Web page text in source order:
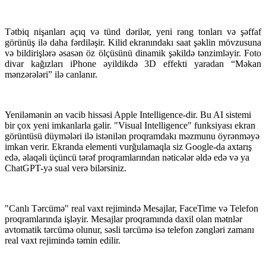
Tətbiq nişanları açıq və tünd dərilər, yeni rəng tonları və şəffaf
görünüş ilə daha fərdiləşir. Kilid ekranındakı saat şəklin mövzusuna
və bildirişlərə əsasən öz ölçüsünü dinamik şəkildə tənzimləyir. Foto
divar kağızları iPhone əyildikdə 3D effekti yaradan “Məkan
mənzərələri” ilə canlanır.
Yeniləmənin ən vacib hissəsi Apple Intelligence-dir. Bu AI sistemi
bir çox yeni imkanlarla gəlir. "Visual Intelligence" funksiyası ekran
görüntüsü düymələri ilə istənilən proqramdakı məzmunu öyrənməyə
imkan verir. Ekranda elementi vurğulamaqla siz Google-da axtarış
edə, əlaqəli üçüncü tərəf proqramlarından nəticələr əldə edə və ya
ChatGPT-yə sual verə bilərsiniz.
"Canlı Tərcümə" real vaxt rejimində Mesajlar, FaceTime və Telefon
proqramlarında işləyir. Mesajlar proqramında daxil olan mətnlər
avtomatik tərcümə olunur, səsli tərcümə isə telefon zəngləri zamanı
real vaxt rejimində təmin edilir.